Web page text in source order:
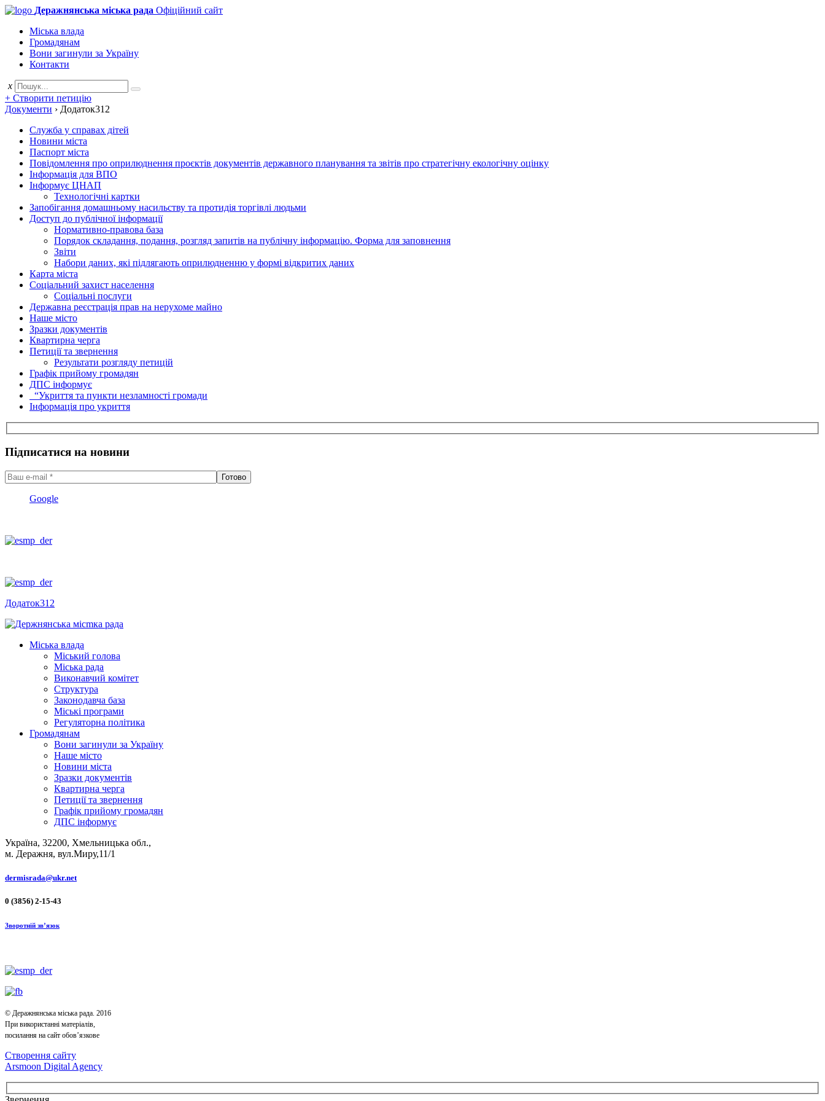
Деражнянська міська рада Офіційний сайт
Міська влада
Громадянам
Вони загинули за Україну
Контакти
x
+ Створити петицію
Документи › Додаток312
Служба у справах дітей
Новини міста
Паспорт міста
Повідомлення про оприлюднення проєктів документів державного планування та звітів про стратегічну екологічну оцінку
Інформація для ВПО
Інформує ЦНАП
Технологічні картки
Запобігання домашньому насильству та протидія торгівлі людьми
Доступ до публічної інформації
Нормативно-правова база
Порядок складання, подання, розгляд запитів на публічну інформацію. Форма для заповнення
Звіти
Набори даних, які підлягають оприлюдненню у формі відкритих даних
Карта міста
Соціальний захист населення
Соціальні послуги
Державна реєстрація прав на нерухоме майно
Наше місто
Зразки документів
Квартирна черга
Петиції та звернення
Результати розгляду петицій
Графік прийому громадян
ДПС інформує
“Укриття та пункти незламності громади
Інформація про укриття
Підписатися на новини
Google
Додаток312
Міська влада
Міський голова
Міська рада
Виконавчий комітет
Структура
Законодавча база
Міські програми
Регуляторна політика
Громадянам
Вони загинули за Україну
Наше місто
Новини міста
Зразки документів
Квартирна черга
Петиції та звернення
Графік прийому громадян
ДПС інформує
Україна, 32200, Хмельницька обл.,
м. Деражня, вул.Миру,11/1
dermisrada@ukr.net
0 (3856) 2-15-43
Зворотній зв’язок
© Деражнянська міська рада. 2016
При використанні матеріалів,
посилання на сайт обов’язкове
Створення сайту
Arsmoon Digital Agency